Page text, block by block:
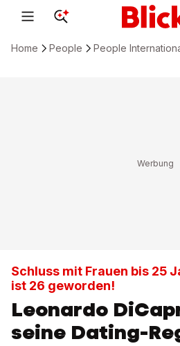
Home People People
Schluss mit Frauen bis 25
ist 26 geworden!
Leonardo
seine Dating-